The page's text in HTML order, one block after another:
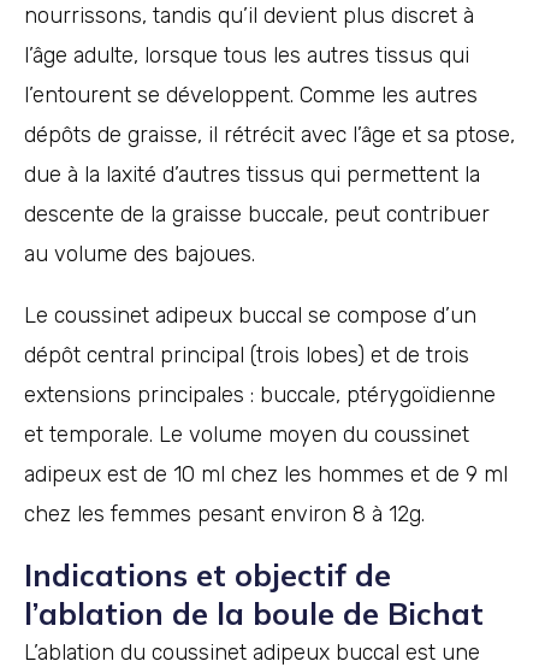
nourrissons, tandis qu’il devient plus discret à
l’âge adulte, lorsque tous les autres tissus qui
l’entourent se développent. Comme les autres
dépôts de graisse, il rétrécit avec l’âge et sa ptose,
due à la laxité d’autres tissus qui permettent la
descente de la graisse buccale, peut contribuer
au volume des bajoues.
Le coussinet adipeux buccal se compose d’un
dépôt central principal (trois lobes) et de trois
extensions principales : buccale, ptérygoïdienne
et temporale. Le volume moyen du coussinet
adipeux est de 10 ml chez les hommes et de 9 ml
chez les femmes pesant environ 8 à 12g.
Indications et objectif de
l’ablation de la boule de Bichat
L’ablation du coussinet adipeux buccal est une